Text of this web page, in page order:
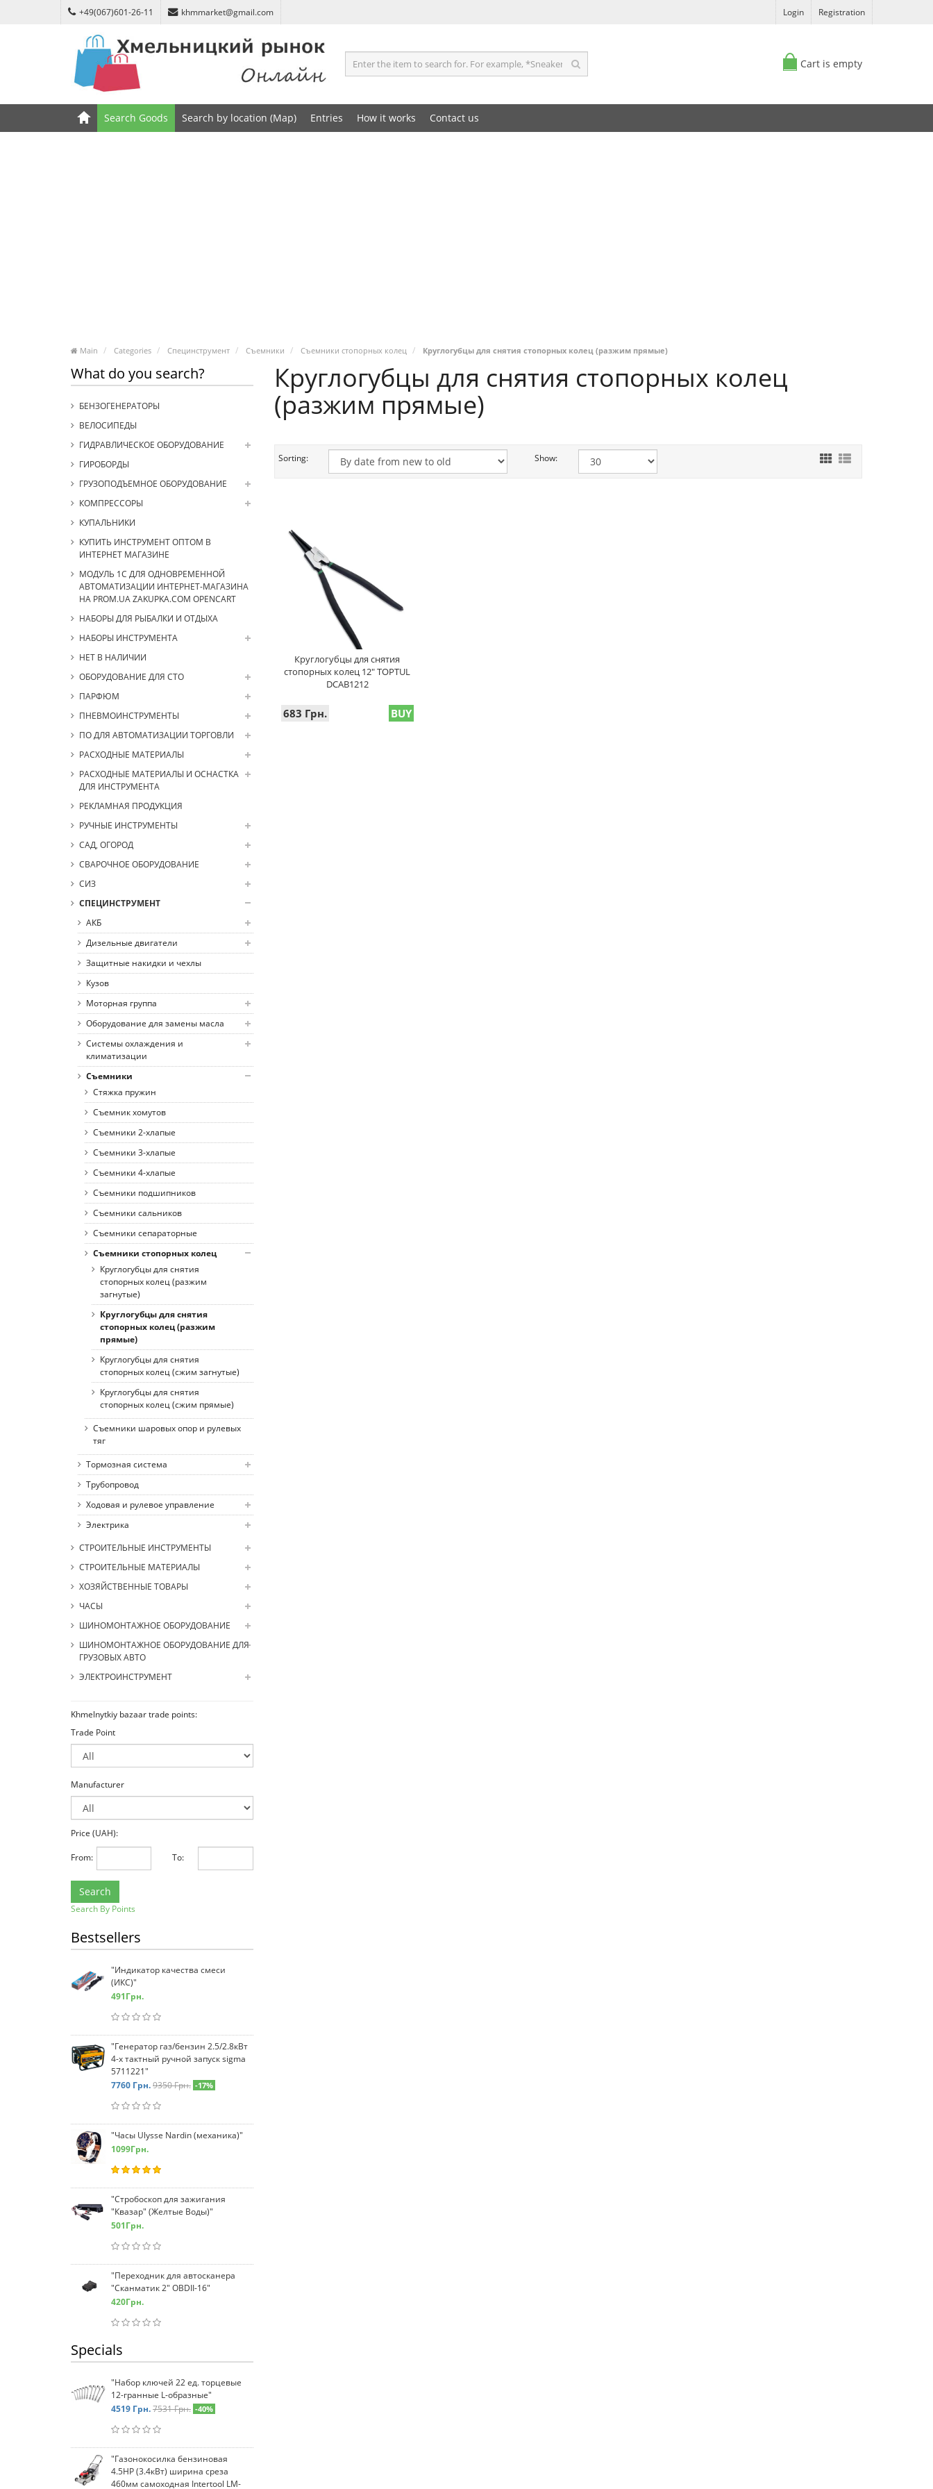
+49(067)601-26-11 khmmarket@gmail.com Login Registration
Cart is empty
Search Goods Search by location (Map) Entries How it works Contact us
Main Categories Специнструмент Съемники Съемники стопорных колец Круглогубцы для снятия стопорных колец (разжим прямые)
What do you search?
БЕНЗОГЕНЕРАТОРЫ
ВЕЛОСИПЕДЫ
ГИДРАВЛИЧЕСКОЕ ОБОРУДОВАНИЕ
ГИРОБОРДЫ
ГРУЗОПОДЪЕМНОЕ ОБОРУДОВАНИЕ
КОМПРЕССОРЫ
КУПАЛЬНИКИ
КУПИТЬ ИНСТРУМЕНТ ОПТОМ В
ИНТЕРНЕТ МАГАЗИНЕ
МОДУЛЬ 1С ДЛЯ ОДНОВРЕМЕННОЙ
АВТОМАТИЗАЦИИ ИНТЕРНЕТ-МАГАЗИНА
НА PROM.UA ZAKUPKA.COM OPENCART
НАБОРЫ ДЛЯ РЫБАЛКИ И ОТДЫХА
НАБОРЫ ИНСТРУМЕНТА
НЕТ В НАЛИЧИИ
ОБОРУДОВАНИЕ ДЛЯ СТО
ПАРФЮМ
ПНЕВМОИНСТРУМЕНТЫ
ПО ДЛЯ АВТОМАТИЗАЦИИ ТОРГОВЛИ
РАСХОДНЫЕ МАТЕРИАЛЫ
РАСХОДНЫЕ МАТЕРИАЛЫ И ОСНАСТКА
ДЛЯ ИНСТРУМЕНТА
РЕКЛАМНАЯ ПРОДУКЦИЯ
РУЧНЫЕ ИНСТРУМЕНТЫ
САД, ОГОРОД
СВАРОЧНОЕ ОБОРУДОВАНИЕ
СИЗ
СПЕЦИНСТРУМЕНТ
АКБ
Дизельные двигатели
Защитные накидки и чехлы
Кузов
Моторная группа
Оборудование для замены масла
Системы охлаждения и
климатизации
Съемники
Стяжка пружин
Съемник хомутов
Съемники 2-хлапые
Съемники 3-хлапые
Съемники 4-хлапые
Съемники подшипников
Съемники сальников
Съемники сепараторные
Съемники стопорных колец
Круглогубцы для снятия
стопорных колец (разжим
загнутые)
Круглогубцы для снятия
стопорных колец (разжим
прямые)
Круглогубцы для снятия
стопорных колец (сжим загнутые)
Круглогубцы для снятия
стопорных колец (сжим прямые)
Съемники шаровых опор и рулевых
тяг
Тормозная система
Трубопровод
Ходовая и рулевое управление
Электрика
СТРОИТЕЛЬНЫЕ ИНСТРУМЕНТЫ
СТРОИТЕЛЬНЫЕ МАТЕРИАЛЫ
ХОЗЯЙСТВЕННЫЕ ТОВАРЫ
ЧАСЫ
ШИНОМОНТАЖНОЕ ОБОРУДОВАНИЕ
ШИНОМОНТАЖНОЕ ОБОРУДОВАНИЕ ДЛЯ
ГРУЗОВЫХ АВТО
ЭЛЕКТРОИНСТРУМЕНТ
Khmelnytkiy bazaar trade points:
Trade Point
Manufacturer
Price (UAH):
From: To:
Search
Search By Points
Bestsellers
"Индикатор качества смеси
(ИКС)"
491Грн.
"Генератор газ/бензин 2.5/2.8кВт
4-х тактный ручной запуск sigma
5711221"
7760 Грн.9350 Грн. -17%
"Часы Ulysse Nardin (механика)"
1099Грн.
"Стробоскоп для зажигания
"Квазар" (Желтые Воды)"
501Грн.
"Переходник для автосканера
"Сканматик 2" OBDII-16"
420Грн.
Specials
"Набор ключей 22 ед. торцевые
12-гранные L-образные"
4519 Грн.7531 Грн. -40%
"Газонокосилка бензиновая
4.5HP (3.4кВт) ширина среза
460мм самоходная Intertool LM-
Круглогубцы для снятия стопорных колец
(разжим прямые)
Sorting: Show:
Круглогубцы для снятия
стопорных колец 12" TOPTUL
DCAB1212
683 Грн. BUY